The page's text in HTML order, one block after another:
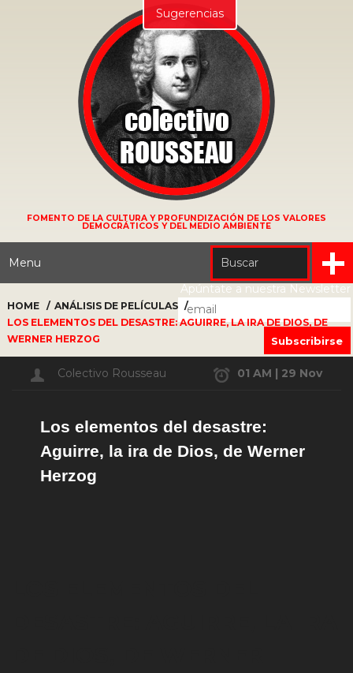
FOMENTO DE LA CULTURA Y PROFUNDIZACIÓN DE LOS VALORES
DEMOCRÁTICOS Y DEL MEDIO AMBIENTE
Menu
Apúntate a nuestra Newsletter
HOME
ANÁLISIS DE PELÍCULAS
LOS ELEMENTOS DEL DESASTRE: AGUIRRE, LA IRA DE DIOS, DE
WERNER HERZOG
Colectivo Rousseau 01 AM | 29 Nov
Los elementos del desastre:
Aguirre, la ira de Dios, de Werner
Herzog
Sugerencias